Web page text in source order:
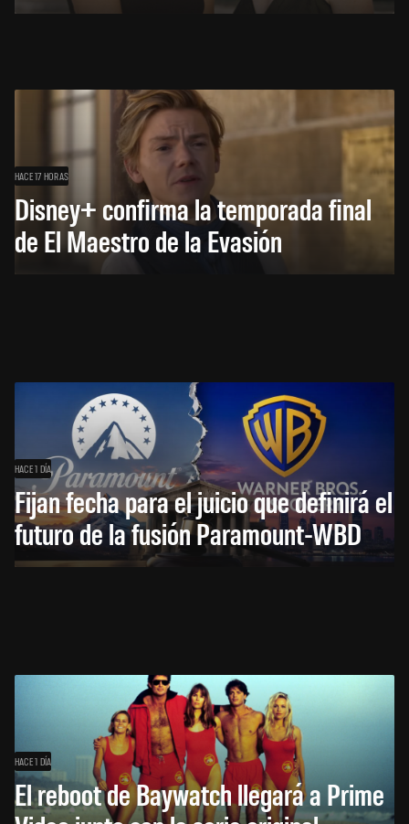
HACE 17 HORAS
Disney+ confirma la temporada final
de El Maestro de la Evasión
HACE 1 DÍA
Fijan fecha para el juicio que definirá el
futuro de la fusión Paramount-WBD
HACE 1 DÍA
El reboot de Baywatch llegará a Prime